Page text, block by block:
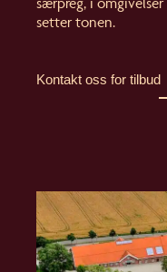
setter tonen.
Kontakt oss for tilbud